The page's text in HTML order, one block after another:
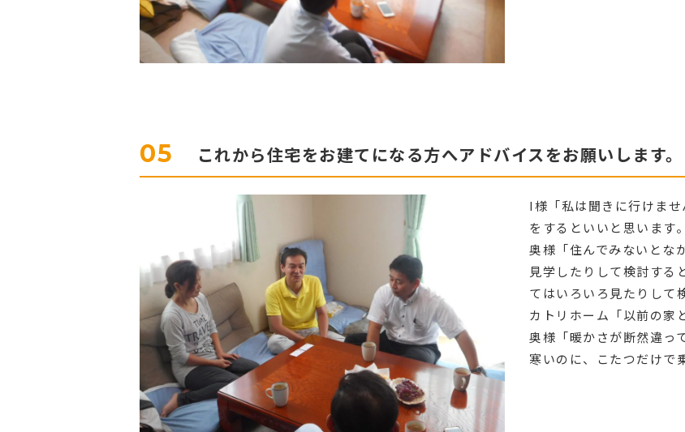
05 これから住宅をお建てになる方へアドバイスをお願いします。
I様「私は聞きに行けま
をするといいと思います。
奥様「住んでみないとな
見学したりして検討する
てはいろいろ見たりして
カトリホーム「以前の家
奥様「暖かさが断然違っ
寒いのに、こたつだけで